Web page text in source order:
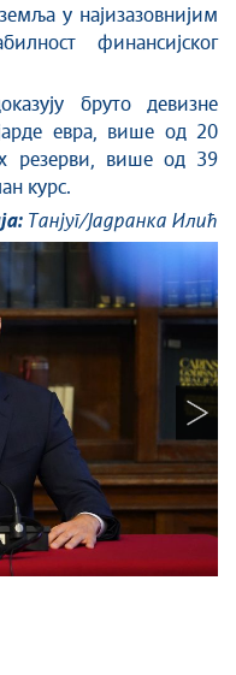
у најизазовнијим
финансијског
бруто девизне
евра, више од 20
резерви, више од 39
курс.
Танјуг/Јадранка Илић